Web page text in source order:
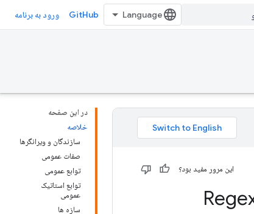
GitHub ورود به برنامه
در این صفحه
خلاصه
سازندگان و ویرانگرها
صفات عمومی
توابع عمومی
توابع استاتیک
عمومی
سازه ها
این مرور مفید بود؟